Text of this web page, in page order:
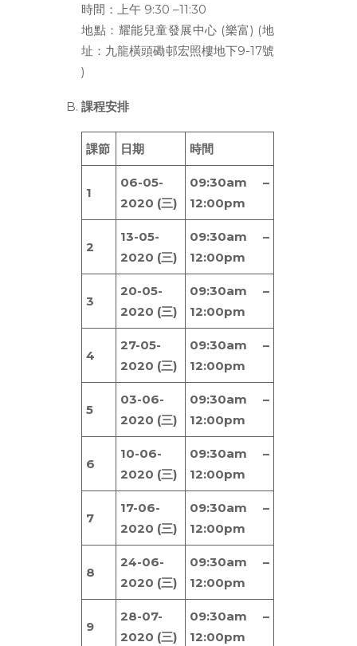
時間：上午 9:30 –11:30
地點：耀能兒童發展中心 (樂富) (地
址：九龍橫頭磡邨宏照樓地下9-17號
)
課程安排
課節 日期 時間
1
06-05-
2020 (三)
09:30am –
12:00pm
2
13-05-
2020 (三)
09:30am –
12:00pm
3
20-05-
2020 (三)
09:30am –
12:00pm
4
27-05-
2020 (三)
09:30am –
12:00pm
5
03-06-
2020 (三)
09:30am –
12:00pm
6
10-06-
2020 (三)
09:30am –
12:00pm
7
17-06-
2020 (三)
09:30am –
12:00pm
8
24-06-
2020 (三)
09:30am –
12:00pm
9
28-07-
2020 (三)
09:30am –
12:00pm